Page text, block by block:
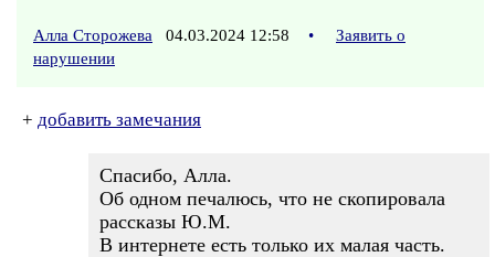
Алла Сторожева 04.03.2024 12:58 •
Заявить о
нарушении
+ добавить замечания
Спасибо, Алла.
Об одном печалюсь, что не скопировала
рассказы Ю.М.
В интернете есть только их малая часть.